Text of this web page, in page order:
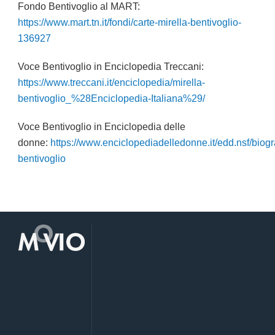
Fondo Bentivoglio al MART:
https://www.mart.tn.it/fondi/carte-mirella-bentivoglio-
136927
Voce Bentivoglio in Enciclopedia Treccani:
https://www.treccani.it/enciclopedia/mirella-
bentivoglio_%28Enciclopedia-Italiana%29/
Voce Bentivoglio in Enciclopedia delle
donne: https://www.enciclopediadelledonne.it/edd.nsf/
bentivoglio